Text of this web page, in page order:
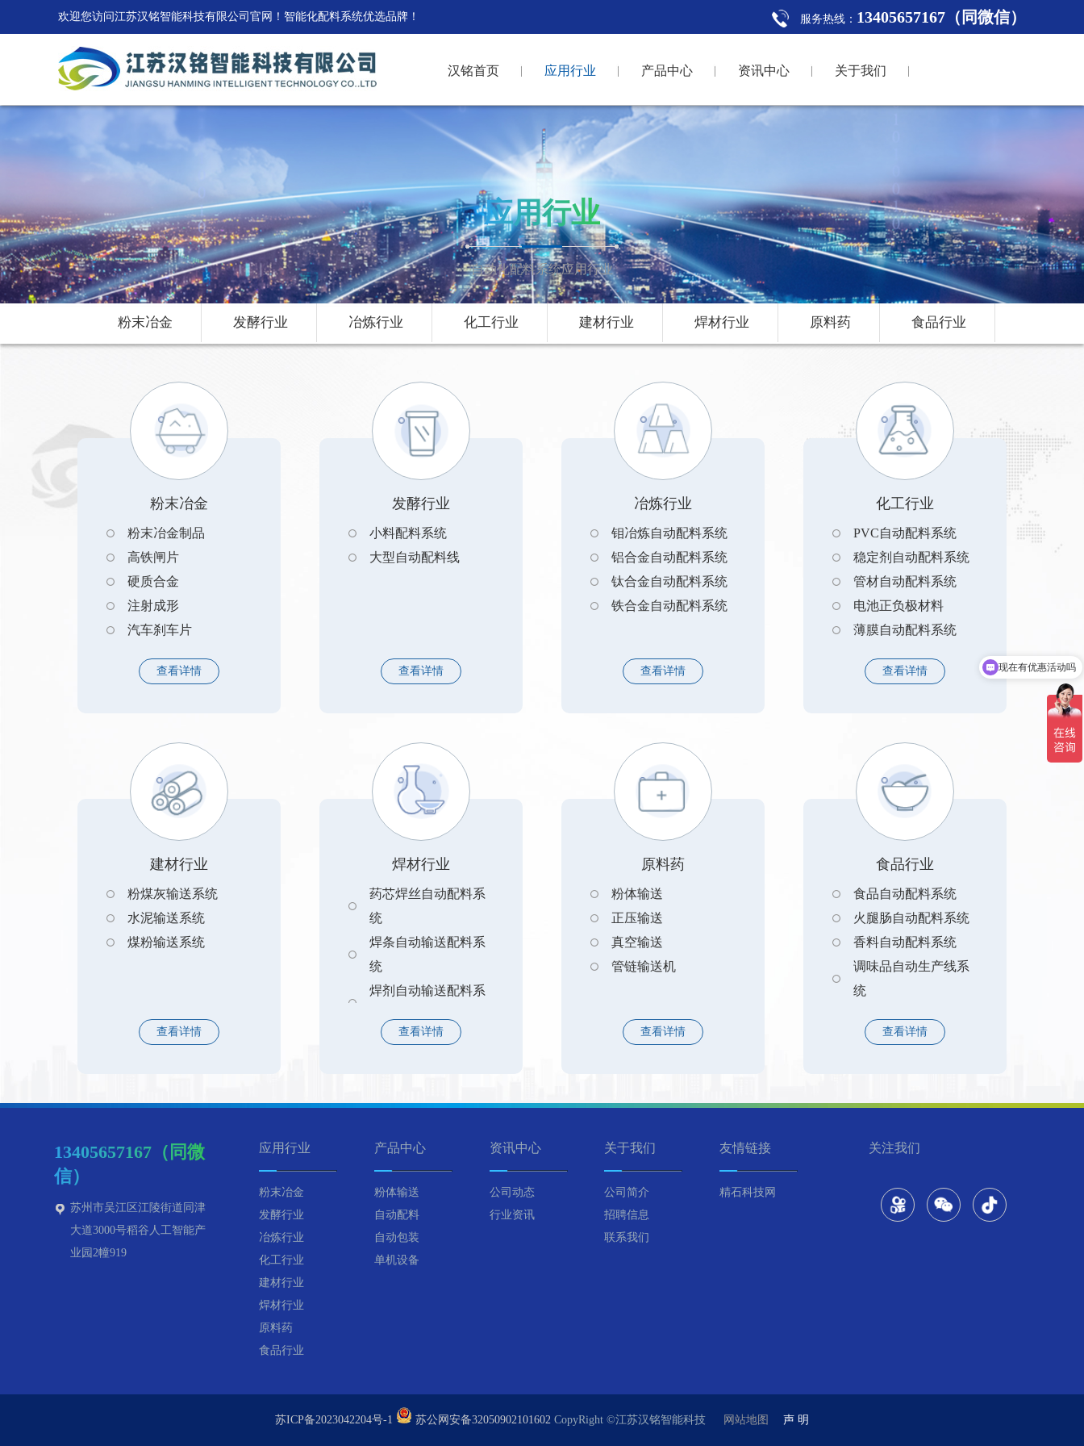
服务热线： 13405657167（同微信）
欢迎您访问江苏汉铭智能科技有限公司官网！智能化配料系统优选品牌！
汉铭首页 应用行业 产品中心 资讯中心 关于我们
应用行业
自动化配料系统应用行业
粉末冶金 发酵行业 冶炼行业 化工行业 建材行业 焊材行业 原料药 食品行业
粉末冶金
粉末冶金制品
高铁闸片
硬质合金
注射成形
汽车刹车片
查看详情
发酵行业
小料配料系统
大型自动配料线
查看详情
冶炼行业
钼冶炼自动配料系统
铝合金自动配料系统
钛合金自动配料系统
铁合金自动配料系统
查看详情
化工行业
PVC自动配料系统
稳定剂自动配料系统
管材自动配料系统
电池正负极材料
薄膜自动配料系统
查看详情
建材行业
粉煤灰输送系统
水泥输送系统
煤粉输送系统
查看详情
焊材行业
药芯焊丝自动配料系
统
焊条自动输送配料系
统
焊剂自动输送配料系
查看详情
原料药
粉体输送
正压输送
真空输送
管链输送机
查看详情
食品行业
食品自动配料系统
火腿肠自动配料系统
香料自动配料系统
调味品自动生产线系
统
查看详情
13405657167（同微
信）
苏州市吴江区江陵街道同津
大道3000号稻谷人工智能产
业园2幢919
应用行业
粉末冶金
发酵行业
冶炼行业
化工行业
建材行业
焊材行业
原料药
食品行业
产品中心
粉体输送
自动配料
自动包装
单机设备
资讯中心
公司动态
行业资讯
关于我们
公司简介
招聘信息
联系我们
友情链接
精石科技网
关注我们
苏ICP备2023042204号-1 苏公网安备32050902101602 CopyRight ©江苏汉铭智能科技 网站地图 声 明
现在有优惠活动吗